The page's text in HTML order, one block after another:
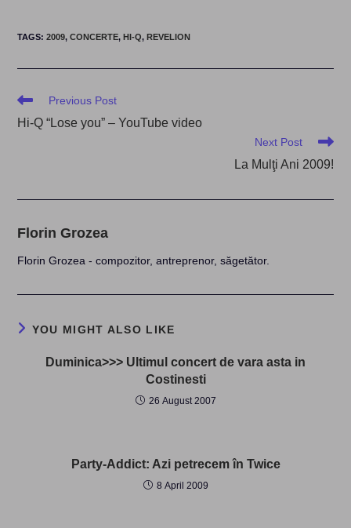
TAGS:2009, CONCERTE, HI-Q, REVELION
Read
articles
Previous Post
Hi-Q “Lose you” – YouTube video
Next Post
La Mulţi Ani 2009!
Florin Grozea
Florin Grozea - compozitor, antreprenor, săgetător.
YOU MIGHT ALSO LIKE
Duminica>>> Ultimul concert de vara asta in
Costinesti
26 August 2007
Party-Addict: Azi petrecem în Twice
8 April 2009